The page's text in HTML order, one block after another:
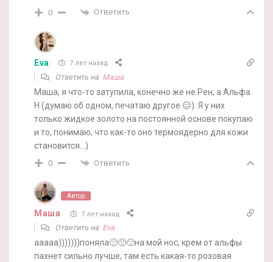
0 Ответить
Eva 7 лет назад
Ответить на Маша
Маша, я что-то затупила, конечно же не Рен, а Альфа
Н (думаю об одном, печатаю другое 😑). Я у них
только жидкое золото на постоянной основе покупаю
и то, понимаю, что как-то оно термоядерно для кожи
становится…)
0 Ответить
Автор
Маша 7 лет назад
Ответить на Eva
ааааа)))))))поняла🙂🙂🙂на мой нос, крем от альфы
пахнет сильно лучше, там есть какая-то розовая